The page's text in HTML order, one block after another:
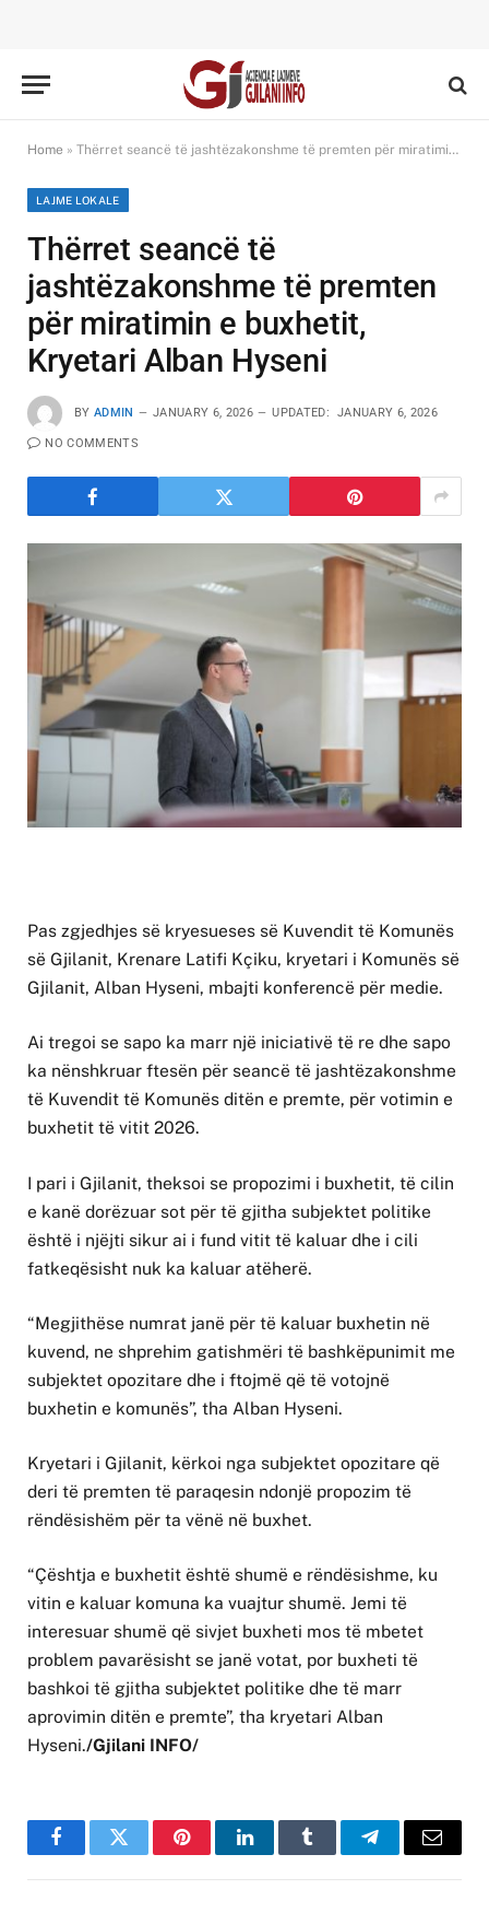
Home » Thërret seancë të jashtëzakonshme të premten për miratimin e buxhetit, Kryetari Alban Hyseni
LAJME LOKALE
Thërret seancë të
jashtëzakonshme të premten
për miratimin e buxhetit,
Kryetari Alban Hyseni
BY ADMIN JANUARY 6, 2026 UPDATED: JANUARY 6, 2026
NO COMMENTS
Pas zgjedhjes së kryesueses së Kuvendit të Komunës
së Gjilanit, Krenare Latifi Kçiku, kryetari i Komunës së
Gjilanit, Alban Hyseni, mbajti konferencë për medie.
Ai tregoi se sapo ka marr një iniciativë të re dhe sapo
ka nënshkruar ftesën për seancë të jashtëzakonshme
të Kuvendit të Komunës ditën e premte, për votimin e
buxhetit të vitit 2026.
I pari i Gjilanit, theksoi se propozimi i buxhetit, të cilin
e kanë dorëzuar sot për të gjitha subjektet politike
është i njëjti sikur ai i fund vitit të kaluar dhe i cili
fatkeqësisht nuk ka kaluar atëherë.
“Megjithëse numrat janë për të kaluar buxhetin në
kuvend, ne shprehim gatishmëri të bashkëpunimit me
subjektet opozitare dhe i ftojmë që të votojnë
buxhetin e komunës”, tha Alban Hyseni.
Kryetari i Gjilanit, kërkoi nga subjektet opozitare që
deri të premten të paraqesin ndonjë propozim të
rëndësishëm për ta vënë në buxhet.
“Çështja e buxhetit është shumë e rëndësishme, ku
vitin e kaluar komuna ka vuajtur shumë. Jemi të
interesuar shumë që sivjet buxheti mos të mbetet
problem pavarësisht se janë votat, por buxheti të
bashkoi të gjitha subjektet politike dhe të marr
aprovimin ditën e premte”, tha kryetari Alban
Hyseni./Gjilani INFO/
FacebookTwitter PinterestLinkedInTumblr TelegramEmail